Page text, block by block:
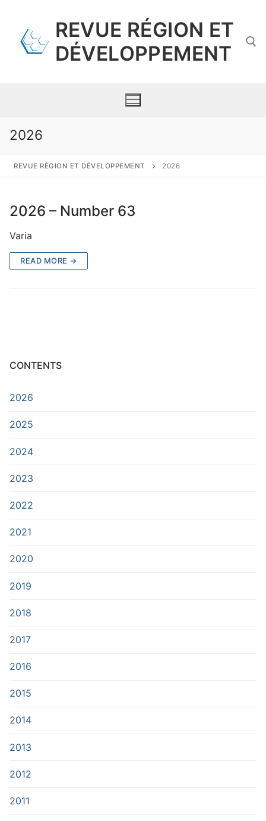
content
REVUE RÉGION ET
DÉVELOPPEMENT
Presentation
Contents
2026
REVUE RÉGION ET DÉVELOPPEMENT 2026
2026 – Number 63
Varia
READ MORE →
CONTENTS
2026
2025
2024
2023
2022
2021
2020
2019
2018
2017
2016
2015
2014
2013
2012
2011